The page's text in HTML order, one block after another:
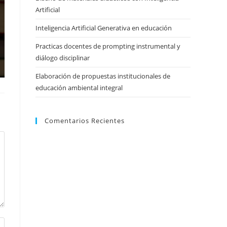
Artificial
Inteligencia Artificial Generativa en educación
Practicas docentes de prompting instrumental y
diálogo disciplinar
Elaboración de propuestas institucionales de
educación ambiental integral
Comentarios Recientes